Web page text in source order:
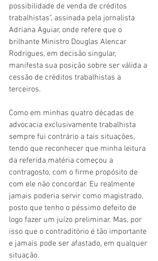
possibilidade de venda de créditos
trabalhistas", assinada pela jornalista
Adriana Aguiar, onde refere que o
brilhante Ministro Douglas Alencar
Rodrigues, em decisão singular,
manifesta sua posição sobre ser válida a
cessão de créditos trabalhistas a
terceiros.
Como em minhas quatro décadas de
advocacia exclusivamente trabalhista
sempre fui contrário a tais situações,
tendo que reconhecer que minha leitura
da referida matéria começou a
contragosto, com o firme propósito de
com ele não concordar. Eu realmente
jamais poderia servir como magistrado,
posto que tenho o péssimo defeito de
logo fazer um juízo preliminar. Mas, por
isso que o contraditório é tão importante
e jamais pode ser afastado, em qualquer
situação.